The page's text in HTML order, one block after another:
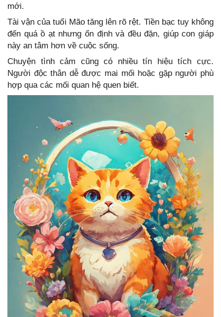
mới.
Tài vận của tuổi Mão tăng lên rõ rệt. Tiền bạc tuy không
đến quá ồ ạt nhưng ổn định và đều đặn, giúp con giáp
này an tâm hơn về cuộc sống.
Chuyện tình cảm cũng có nhiều tín hiệu tích cực.
Người độc thân dễ được mai mối hoặc gặp người phù
hợp qua các mối quan hệ quen biết.